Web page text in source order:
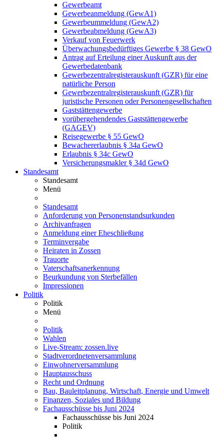
Gewerbeamt
Gewerbeanmeldung (GewA1)
Gewerbeummeldung (GewA2)
Gewerbeabmeldung (GewA3)
Verkauf von Feuerwerk
Überwachungsbedürftiges Gewerbe § 38 GewO
Antrag auf Erteilung einer Auskunft aus der
Gewerbedatenbank
Gewerbezentralregisterauskunft (GZR) für eine
natürliche Person
Gewerbezentralregisterauskunft (GZR) für
juristische Personen oder Personengesellschaften
Gaststättengewerbe
vorübergehendendes Gaststättengewerbe
(GAGEV)
Reisegewerbe § 55 GewO
Bewachererlaubnis § 34a GewO
Erlaubnis § 34c GewO
Versicherungsmakler § 34d GewO
Standesamt
Standesamt
Menü
Standesamt
Anforderung von Personenstandsurkunden
Archivanfragen
Anmeldung einer Eheschließung
Terminvergabe
Heiraten in Zossen
Trauorte
Vaterschaftsanerkennung
Beurkundung von Sterbefällen
Impressionen
Politik
Politik
Menü
Politik
Wahlen
Live-Stream: zossen.live
Stadtverordnetenversammlung
Einwohnerversammlung
Hauptausschuss
Recht und Ordnung
Bau, Bauleitplanung, Wirtschaft, Energie und Umwelt
Finanzen, Soziales und Bildung
Fachausschüsse bis Juni 2024
Fachausschüsse bis Juni 2024
Politik